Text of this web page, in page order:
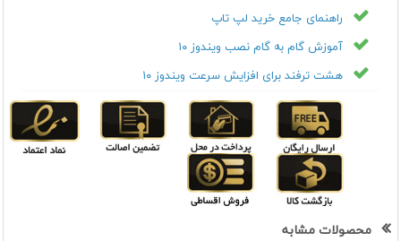
راهنمای جامع خرید لپ تاپ
آموزش گام به گام نصب ویندوز ۱۰
هشت ترفند برای افزایش سرعت ویندوز ۱۰
محصولات مشابه